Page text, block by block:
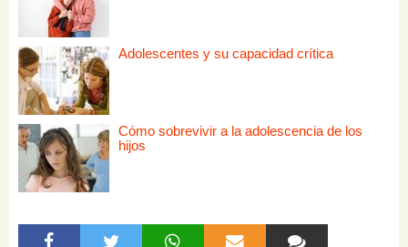
Adolescentes y su capacidad crítica
Cómo sobrevivir a la adolescencia de los
hijos